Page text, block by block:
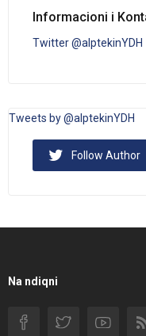
Informacioni i
Twitter @alptekinYDH
Tweets by @alptekinYDH
Follow Author
Na ndiqni